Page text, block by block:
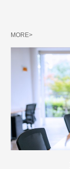
MORE>